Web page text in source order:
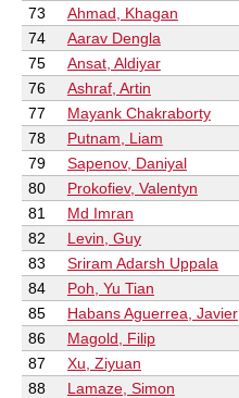
73
Ahmad, Khagan
74
Aarav Dengla
75
Ansat, Aldiyar
76
Ashraf, Artin
77
Mayank Chakraborty
78
Putnam, Liam
79
Sapenov, Daniyal
80
Prokofiev, Valentyn
81
Md Imran
82
Levin, Guy
83
Sriram Adarsh Uppala
84
Poh, Yu Tian
85
Habans Aguerrea, Javier
86
Magold, Filip
87
Xu, Ziyuan
88
Lamaze, Simon